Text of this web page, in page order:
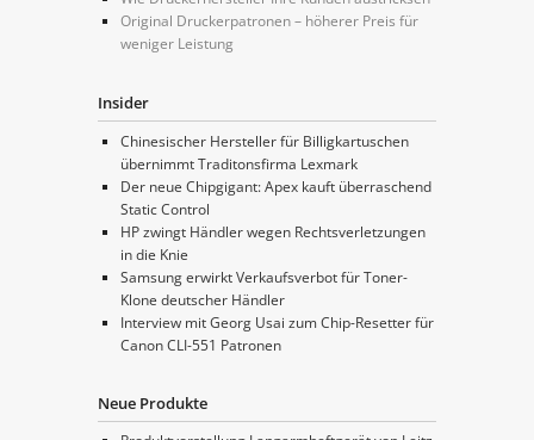
Original Druckerpatronen – höherer Preis für
weniger Leistung
Insider
Chinesischer Hersteller für Billigkartuschen
übernimmt Traditonsfirma Lexmark
Der neue Chipgigant: Apex kauft überraschend
Static Control
HP zwingt Händler wegen Rechtsverletzungen
in die Knie
Samsung erwirkt Verkaufsverbot für Toner-
Klone deutscher Händler
Interview mit Georg Usai zum Chip-Resetter für
Canon CLI-551 Patronen
Neue Produkte